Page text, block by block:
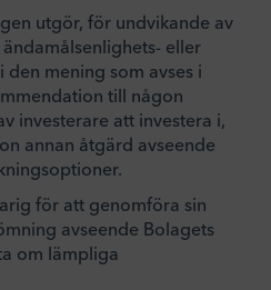
utgör, för undvikande av
eller
mening som avses i
till någon
investerare att investera i,
annan åtgärd avseende
för att genomföra sin
avseende Bolagets
om lämpliga